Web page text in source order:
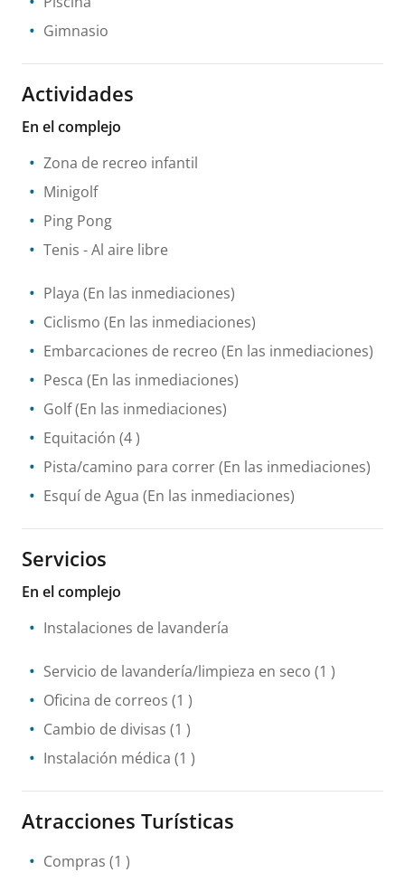
Gimnasio
Actividades
En el complejo
Zona de recreo infantil
Minigolf
Ping Pong
Tenis - Al aire libre
Playa (En las inmediaciones)
Ciclismo (En las inmediaciones)
Embarcaciones de recreo (En las inmediaciones)
Pesca (En las inmediaciones)
Golf(En las inmediaciones)
Equitación (4 )
Pista/camino para correr(En las inmediaciones)
Esquí de Agua (En las inmediaciones)
Servicios
En el complejo
Instalaciones de lavandería
Servicio de lavandería/limpieza en seco (1 )
Oficina de correos (1 )
Cambio de divisas (1 )
Instalación médica (1 )
Atracciones Turísticas
Compras (1 )